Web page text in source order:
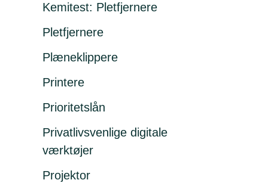
Kemitest: Pletfjernere
Pletfjernere
Plæneklippere
Printere
Prioritetslån
Privatlivsvenlige digitale
værktøjer
Projektor